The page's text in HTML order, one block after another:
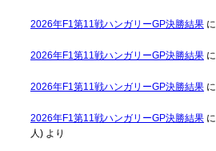
2026年F1第11戦ハンガリーGP決勝結果に
2026年F1第11戦ハンガリーGP決勝結果に
2026年F1第11戦ハンガリーGP決勝結果に
2026年F1第11戦ハンガリーGP決勝結果に
人)より